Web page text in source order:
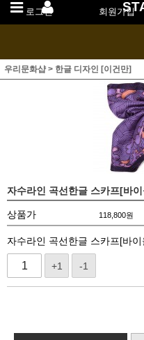
로그인 회원가입
우리문화샵> 한글 디자인 [이건만]
자수라인 곡선한글 스카프[바
상품가 118,800원
자수라인 곡선한글 스카프[바이
+1 -1